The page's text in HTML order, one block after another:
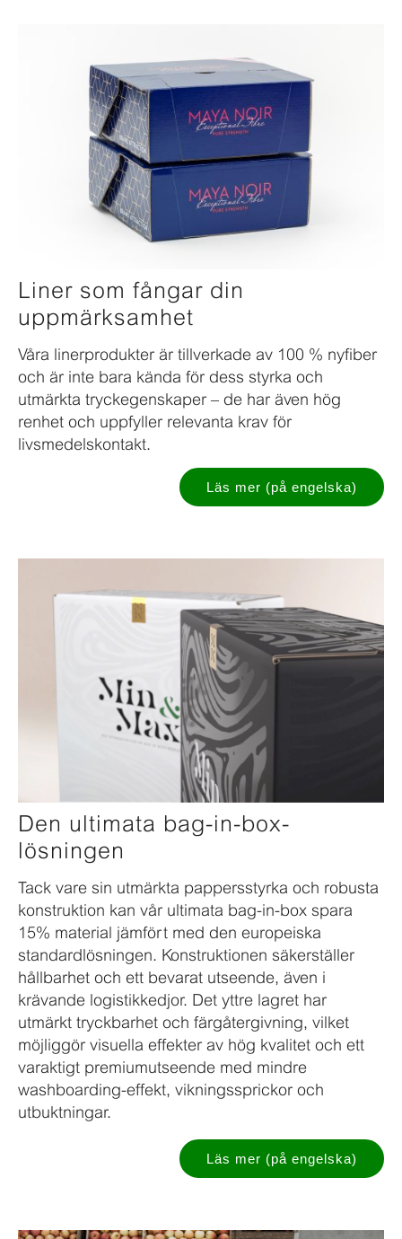
Liner som fångar din
uppmärksamhet
Våra linerprodukter är tillverkade av 100 % nyfiber
och är inte bara kända för dess styrka och
utmärkta tryckegenskaper – de har även hög
renhet och uppfyller relevanta krav för
livsmedelskontakt.
Läs mer (på engelska)
Den ultimata bag-in-box-
lösningen
Tack vare sin utmärkta pappersstyrka och robusta
konstruktion kan vår ultimata bag-in-box spara
15% material jämfört med den europeiska
standardlösningen. Konstruktionen säkerställer
hållbarhet och ett bevarat utseende, även i
krävande logistikkedjor. Det yttre lagret har
utmärkt tryckbarhet och färgåtergivning, vilket
möjliggör visuella effekter av hög kvalitet och ett
varaktigt premiumutseende med mindre
washboarding-effekt, vikningssprickor och
utbuktningar.
Läs mer (på engelska)